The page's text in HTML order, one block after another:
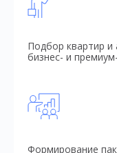
Подбор квартир и
бизнес- и
Формирование